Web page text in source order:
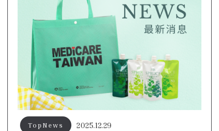
2025.12.29
TopNews